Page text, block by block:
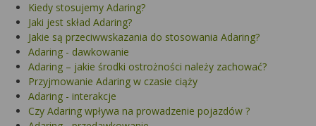
Kiedy stosujemy Adaring?
Jaki jest skład Adaring?
Jakie są przeciwwskazania do stosowania Adaring?
Adaring - dawkowanie
Adaring – jakie środki ostrożności należy zachować?
Przyjmowanie Adaring w czasie ciąży
Adaring - interakcje
Czy Adaring wpływa na prowadzenie pojazdów ?